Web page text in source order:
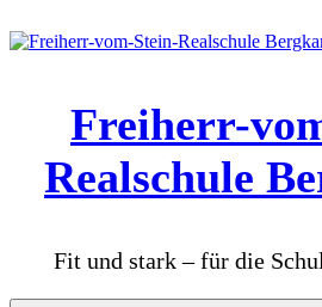
Inhalt
Freiherr-
Realschule
Fit und stark – für die